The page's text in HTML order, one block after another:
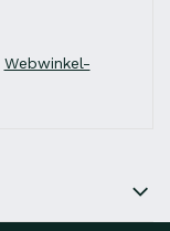
Webwinkel-